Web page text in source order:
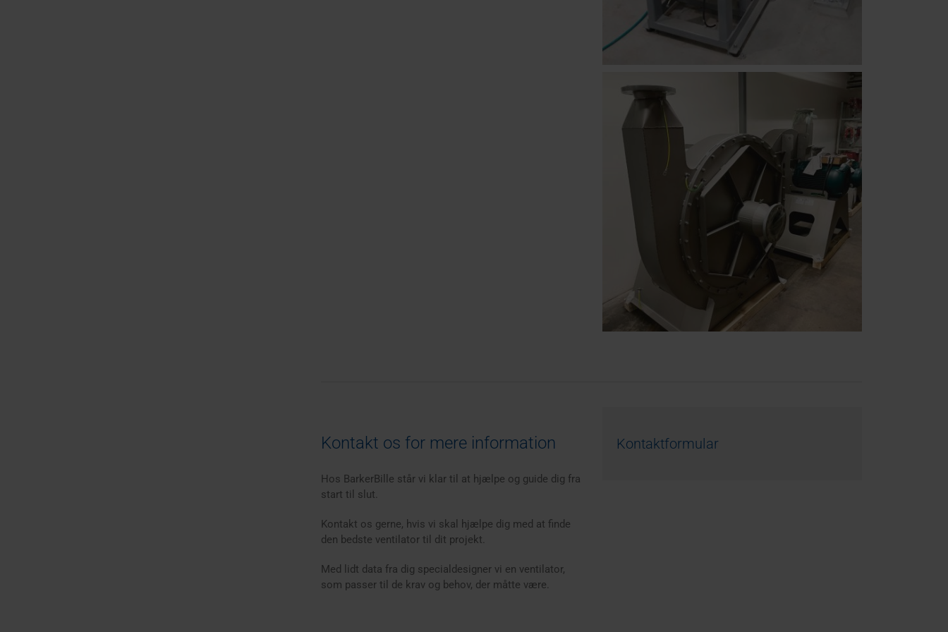
Kontakt os for mere information
Hos BarkerBille står vi klar til at hjælpe og guide dig fra
start til slut.
Kontakt os gerne, hvis vi skal hjælpe dig med at finde
den bedste ventilator til dit projekt.
Med lidt data fra dig specialdesigner vi en ventilator,
som passer til de krav og behov, der måtte være.
Kontaktformular